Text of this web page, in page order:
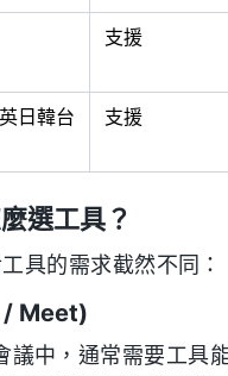
支援
日韓台
支援
選工具？
具的需求截然不同：
/ Meet)
議中，通常需要工具